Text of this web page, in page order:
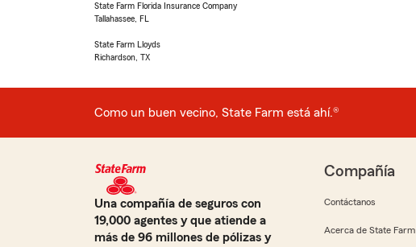
State Farm Florida Insurance Company
Tallahassee, FL
State Farm Lloyds
Richardson, TX
Como un buen vecino, State Farm está ahí.®
Una compañía de seguros con
19,000 agentes y que atiende a
más de 96 millones de pólizas y
Compañía
Contáctanos
Acerca de State Farm